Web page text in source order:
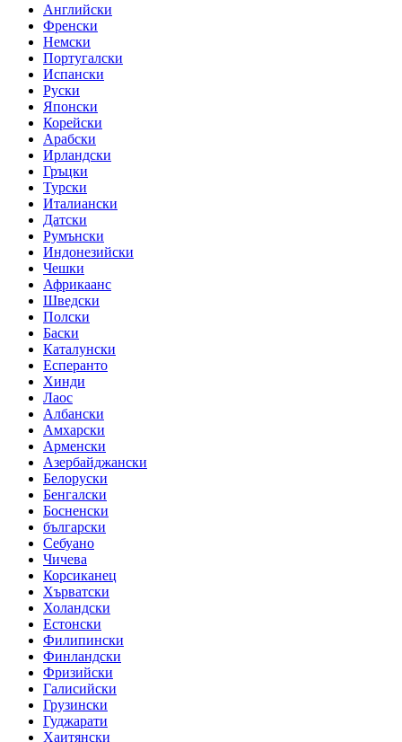
Английски
Френски
Немски
Португалски
Испански
Руски
Японски
Корейски
Арабски
Ирландски
Гръцки
Турски
Италиански
Датски
Румънски
Индонезийски
Чешки
Африкаанс
Шведски
Полски
Баски
Каталунски
Есперанто
Хинди
Лаос
Албански
Амхарски
Арменски
Азербайджански
Белоруски
Бенгалски
Босненски
български
Себуано
Чичева
Корсиканец
Хърватски
Холандски
Естонски
Филипински
Финландски
Фризийски
Галисийски
Грузински
Гуджарати
Хаитянски